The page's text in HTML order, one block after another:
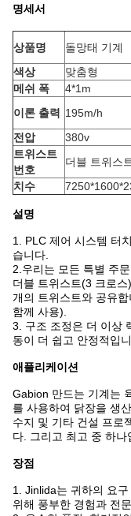
명세서
상품명 돌망태 기계
색상
맞춤형
메쉬 폭
4*1m
이론 출력
195m/h
전압
380v
트위스트
번호
더블 트위스
치수
설명
1. PLC 제어 시스템 터
습니다.
2. 우리는 모든 특별 주
더블 트위스트(3 크로
개의 트위스트와 공유
함께 사용).
3. 구조 조정은 더 이상
동이 더 쉽고 안정적입
애플리케이션
Gabion 만드는 기계는
를 사용하여 닭장을 생
수지 및 기타 건설 프로
다. 그리고 최고 중 하나
장점
1. Jinlida는 귀하의 요
위해 풍부한 경험과 전